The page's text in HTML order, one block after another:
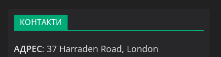
КОНТАКТИ
АДРЕС: 37 Harraden Road, London